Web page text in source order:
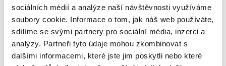
sociálních médií a analýze naší návštěvnosti využíváme
soubory cookie. Informace o tom, jak náš web používáte,
sdílíme se svými partnery pro sociální média, inzerci a
analýzy. Partneři tyto údaje mohou zkombinovat s
dalšími informacemi, které jste jim poskytli nebo které
Iva Ćirić Marita Mayer